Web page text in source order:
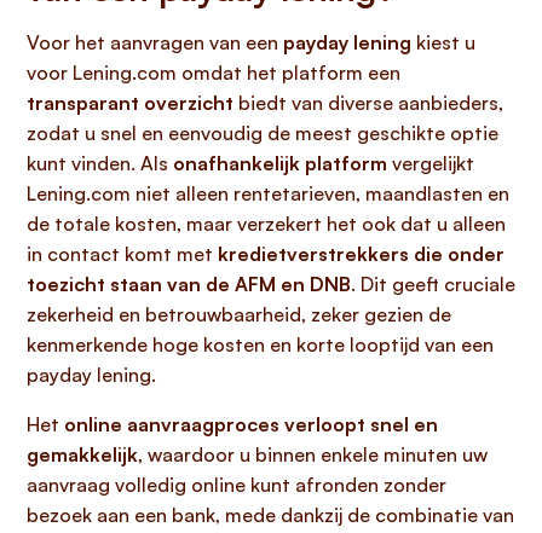
Voor het aanvragen van een payday lening kiest u
voor Lening.com omdat het platform een
transparant overzicht biedt van diverse aanbieders,
zodat u snel en eenvoudig de meest geschikte optie
kunt vinden. Als onafhankelijk platform vergelijkt
Lening.com niet alleen rentetarieven, maandlasten en
de totale kosten, maar verzekert het ook dat u alleen
in contact komt met kredietverstrekkers die onder
toezicht staan van de AFM en DNB. Dit geeft cruciale
zekerheid en betrouwbaarheid, zeker gezien de
kenmerkende hoge kosten en korte looptijd van een
payday lening.
Het online aanvraagproces verloopt snel en
gemakkelijk, waardoor u binnen enkele minuten uw
aanvraag volledig online kunt afronden zonder
bezoek aan een bank, mede dankzij de combinatie van